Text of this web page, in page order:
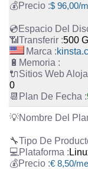
$ 96,00/
500
0
€ 8,50/